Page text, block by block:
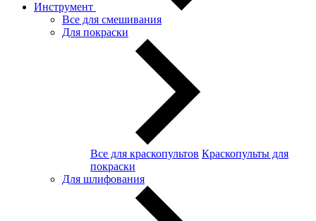
Инструмент
Все для смешивания
Для покраски
Все для краскопультов Краскопульты для
покраски
Для шлифования